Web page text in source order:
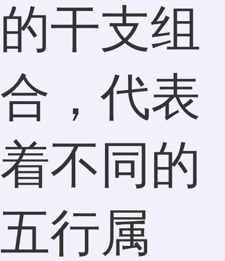
的干支组
合，代表
着不同的
五行属